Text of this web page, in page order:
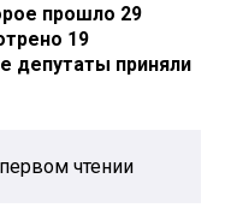
прошло 29
19
депутаты приняли
чтении